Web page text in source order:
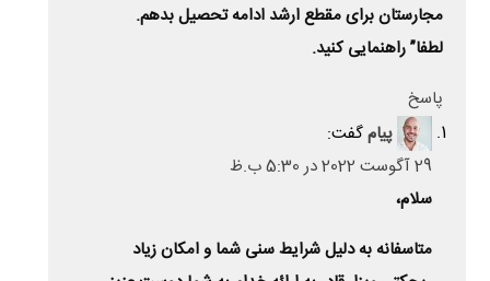
مجارستان برای مقطع ارشد ادامه تحصیل بدهم.
لطفا” راهنمایی کنید.
پاسخ
پیامگفت:
29 آگوست 2022 در 5:30 ب.ظ
سلام،
متاسفانه به دلیل شرایط سنی شما و امکان زیاد